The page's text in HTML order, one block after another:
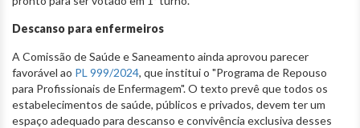
Descanso para enfermeiros
A Comissão de Saúde e Saneamento ainda aprovou parecer
favorável ao PL 999/2024, que institui o "Programa de Repouso
para Profissionais de Enfermagem". O texto prevê que todos os
estabelecimentos de saúde, públicos e privados, devem ter um
espaço adequado para descanso e convivência exclusiva desses